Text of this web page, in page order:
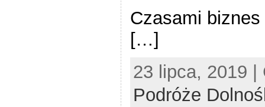
Czasami
[…]
23 lipca, 2019
Podróże